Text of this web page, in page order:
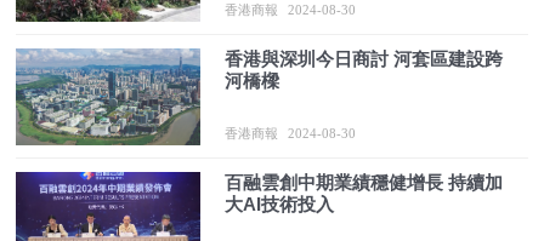
香港商報 2024-08-30
香港與深圳今日商討 河套區建設跨
河橋樑
香港商報 2024-08-30
百融雲創中期業績穩健增長 持續加
大AI技術投入